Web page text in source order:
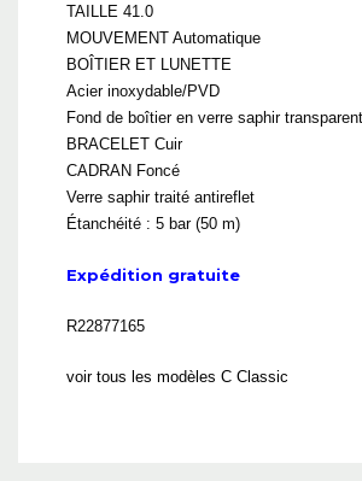
TAILLE 41.0
MOUVEMENT Automatique
BOÎTIER ET LUNETTE
Acier inoxydable/PVD
Fond de boîtier en verre saphir transparent
BRACELET Cuir
CADRAN Foncé
Verre saphir traité antireflet
Étanchéité : 5 bar (50 m)
Expédition gratuite
R22877165
voir tous les modèles C Classic